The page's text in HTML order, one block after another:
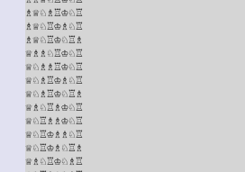
♗♕♘♗♖♔♘♖
♗♕♘♖♔♗♘♖
♗♕♘♖♔♘♖♗
♕♗♗♘♖♔♘♖
♕♘♗♗♖♔♘♖
♕♘♗♖♔♗♘♖
♕♘♗♖♔♘♖♗
♕♗♘♖♗♔♘♖
♕♘♖♗♗♔♘♖
♕♘♖♔♗♗♘♖
♕♘♖♔♗♘♖♗
♕♗♘♖♔♘♗♖